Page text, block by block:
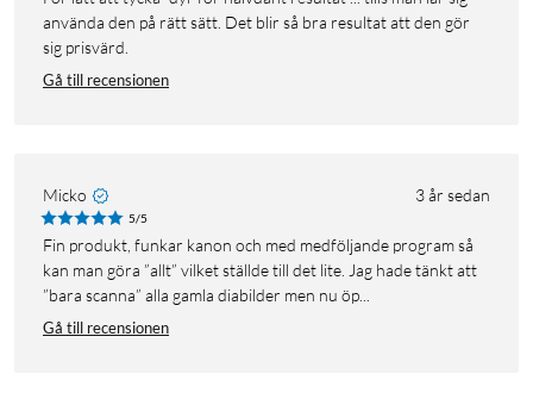
använda den på rätt sätt. Det blir så bra resultat att den gör
sig prisvärd.
Gå till recensionen
Micko 3 år sedan
5/5
Fin produkt, funkar kanon och med medföljande program så
kan man göra ”allt” vilket ställde till det lite. Jag hade tänkt att
”bara scanna” alla gamla diabilder men nu öp...
Gå till recensionen